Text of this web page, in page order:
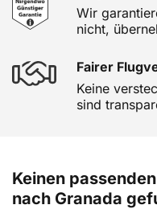
Wir
nicht,
Fairer
Keine
sind
Keinen
nach Granada